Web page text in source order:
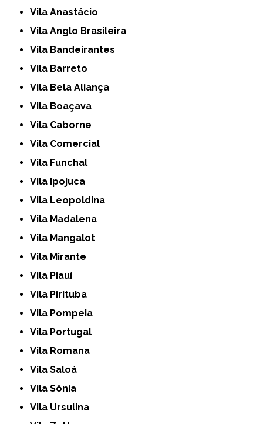
Vila Anastácio
Vila Anglo Brasileira
Vila Bandeirantes
Vila Barreto
Vila Bela Aliança
Vila Boaçava
Vila Caborne
Vila Comercial
Vila Funchal
Vila Ipojuca
Vila Leopoldina
Vila Madalena
Vila Mangalot
Vila Mirante
Vila Piauí
Vila Pirituba
Vila Pompeia
Vila Portugal
Vila Romana
Vila Saloá
Vila Sônia
Vila Ursulina